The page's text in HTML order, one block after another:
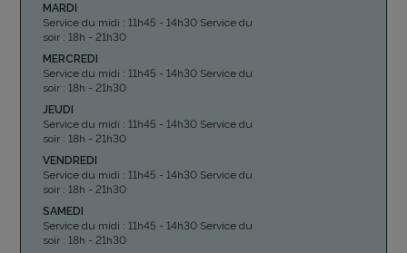
MARDI
Service du midi : 11h45 - 14h30 Service du
soir : 18h - 21h30
MERCREDI
Service du midi : 11h45 - 14h30 Service du
soir : 18h - 21h30
JEUDI
Service du midi : 11h45 - 14h30 Service du
soir : 18h - 21h30
VENDREDI
Service du midi : 11h45 - 14h30 Service du
soir : 18h - 21h30
SAMEDI
Service du midi : 11h45 - 14h30 Service du
soir : 18h - 21h30